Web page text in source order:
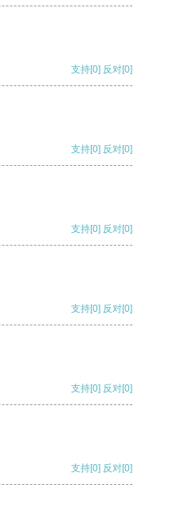
支持[0] 反对[0]
支持[0] 反对[0]
支持[0] 反对[0]
支持[0] 反对[0]
支持[0] 反对[0]
支持[0] 反对[0]